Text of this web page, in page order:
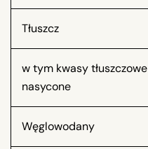
Tłuszcz
w tym kwasy tłuszczowe
nasycone
Węglowodany